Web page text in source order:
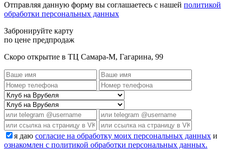
Отправляя данную форму вы соглашаетесь с нашей политикой
обработки персональных данных
Забронируйте карту
по цене предпродаж
Скоро открытие в ТЦ Самара-М, Гагарина, 99
я даю согласие на обработку моих персональных данных и
ознакомлен с политикой обработки персональных данных.